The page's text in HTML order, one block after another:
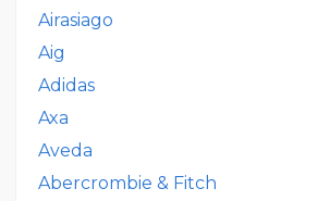
Airasiago
Aig
Adidas
Axa
Aveda
Abercrombie & Fitch